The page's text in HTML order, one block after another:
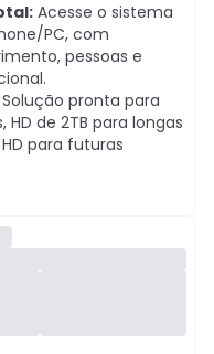
Acesse o sistema
PC, com
pessoas e
Solução pronta para
HD de 2TB para longas
para futuras